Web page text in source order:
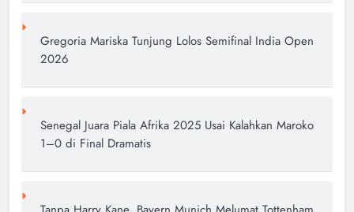
Gregoria Mariska Tunjung Lolos Semifinal India Open
2026
Senegal Juara Piala Afrika 2025 Usai Kalahkan Maroko
1–0 di Final Dramatis